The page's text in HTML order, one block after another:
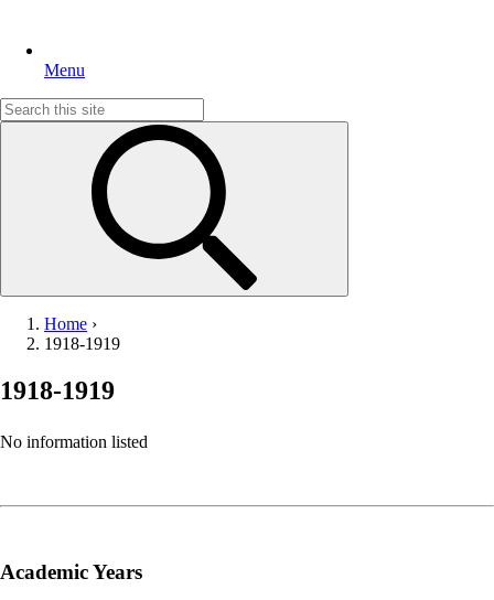
Menu
Search
for:
Home ›
1918-1919
1918-1919
No information listed
Academic Years